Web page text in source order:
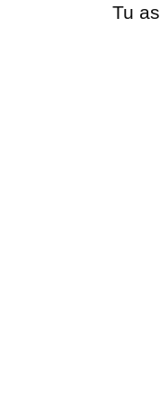
Tu as